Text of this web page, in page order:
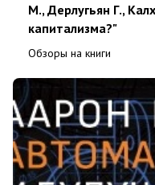
М., Дерлугьян Г.,
капитализма?"
Обзоры на книги